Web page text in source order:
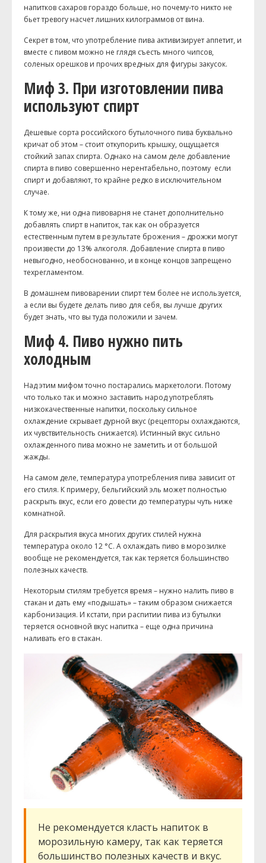
напитков сахаров гораздо больше, но почему-то никто не
бьет тревогу насчет лишних килограммов от вина.
Секрет в том, что употребление пива активизирует аппетит, и
вместе с пивом можно не глядя съесть много чипсов,
соленых орешков и прочих вредных для фигуры закусок.
Миф 3. При изготовлении пива
используют спирт
Дешевые сорта российского бутылочного пива буквально
кричат об этом – стоит откупорить крышку, ощущается
стойкий запах спирта. Однако на самом деле добавление
спирта в пиво совершенно нерентабельно, поэтому если
спирт и добавляют, то крайне редко в исключительном
случае.
К тому же, ни одна пивоварня не станет дополнительно
добавлять спирт в напиток, так как он образуется
естественным путем в результате брожения – дрожжи могут
произвести до 13% алкоголя. Добавление спирта в пиво
невыгодно, необоснованно, и в конце концов запрещено
техрегламентом.
В домашнем пивоварении спирт тем более не используется,
а если вы будете делать пиво для себя, вы лучше других
будет знать, что вы туда положили и зачем.
Миф 4. Пиво нужно пить
холодным
Над этим мифом точно постарались маркетологи. Потому
что только так и можно заставить народ употреблять
низкокачественные напитки, поскольку сильное
охлаждение скрывает дурной вкус (рецепторы охлаждаются,
их чувствительность снижается). Истинный вкус сильно
охлажденного пива можно не заметить и от большой
жажды.
На самом деле, температура употребления пива зависит от
его стиля. К примеру, бельгийский эль может полностью
раскрыть вкус, если его довести до температуры чуть ниже
комнатной.
Для раскрытия вкуса многих других стилей нужна
температура около 12 °С. А охлаждать пиво в морозилке
вообще не рекомендуется, так как теряется большинство
полезных качеств.
Некоторым стилям требуется время – нужно налить пиво в
стакан и дать ему «подышать» – таким образом снижается
карбонизация. И кстати, при распитии пива из бутылки
теряется основной вкус напитка – еще одна причина
наливать его в стакан.
Не рекомендуется класть напиток в
морозильную камеру, так как теряется
большинство полезных качеств и вкус.